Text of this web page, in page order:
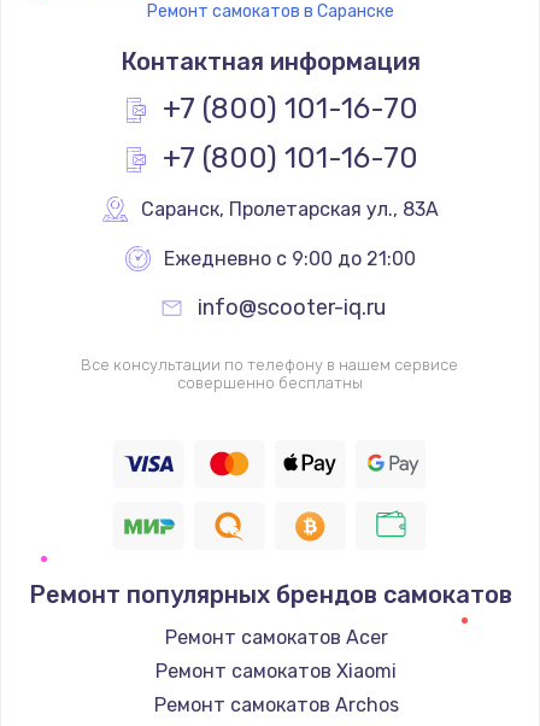
Ремонт самокатов в Саранске
Контактная информация
+7 (800) 101-16-70
+7 (800) 101-16-70
Саранск, Пролетарская ул., 83А
Ежедневно с 9:00 до 21:00
info@scooter-iq.ru
Все консультации по телефону в нашем сервисе
совершенно бесплатны
Ремонт популярных брендов самокатов
Ремонт самокатов Acer
Ремонт самокатов Xiaomi
Ремонт самокатов Archos